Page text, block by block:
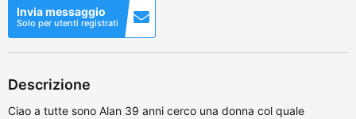
Invia messaggio
Solo per utenti registrati
Descrizione
Ciao a tutte sono Alan 39 anni cerco una donna col quale